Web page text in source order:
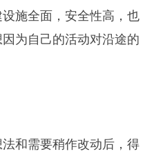
施全面，安全性高，也
为自己的活动对沿途的
和需要稍作改动后，得